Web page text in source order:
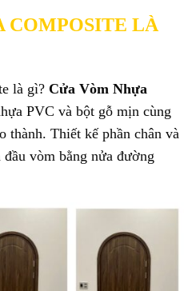
COMPOSITE LÀ
là gì? Cửa Vòm Nhựa
PVC và bột gỗ mịn cùng
thành. Thiết kế phần chân và
vòm bằng nửa đường